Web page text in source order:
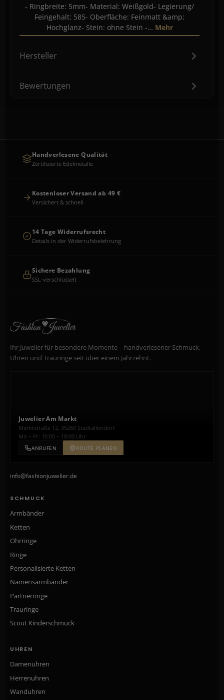
- Ringbreite: 5mm- Material: Weißgold- Legierung/
Feingehalt: 585- Oberfläche: Feinmatt &amp;
Hochglanz- Stein: ohne Stein -… Mehr
Hersteller
Bewertungen
Handverlesene Qualität
Zertifizierte Edelmetalle
Kostenloser Versand ab 49 €
Versichert & schnell
14 Tage Widerrufsrecht
Details in der Widerrufsbelehrung
Sichere Bezahlung
SSL-verschlüsselt
Ihr Juwelier für besondere Momente – handverlesener Schmuck,
Uhren und Trauringe seit über einem Jahrzehnt.
Juwelier Am Markt
Marktstraße 12, 35260 Stadtallendorf
Mo – Fr: 10:00 – 18:00 Uhr
ANRUFEN ROUTE PLANEN
info@fashionjuwelier.de
SCHMUCK
Armbänder
Ketten
Ohrringe
Ringe
Personalisierte Ketten
Namensarmbänder
Partnerringe
Trauringe
Scout Kinderschmuck
UHREN
Damenuhren
Herrenuhren
Wanduhren